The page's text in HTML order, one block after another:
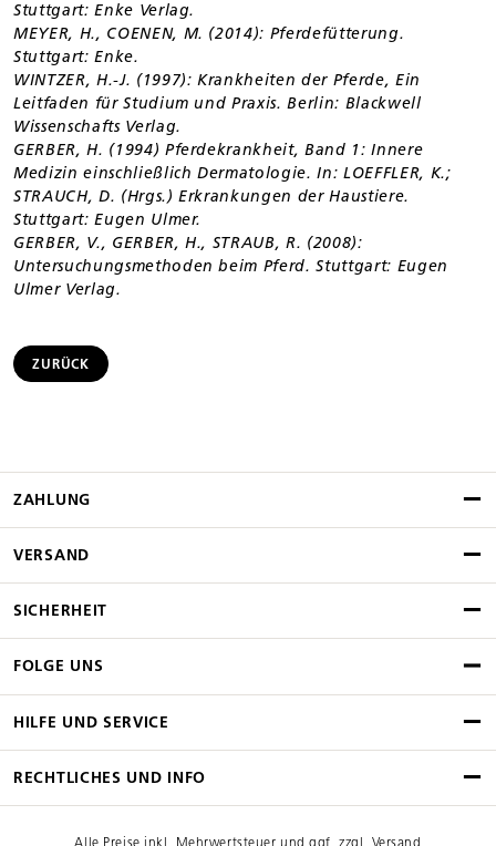
Stuttgart: Enke Verlag.
MEYER, H., COENEN, M. (2014): Pferdefütterung.
Stuttgart: Enke.
WINTZER, H.-J. (1997): Krankheiten der Pferde, Ein
Leitfaden für Studium und Praxis. Berlin: Blackwell
Wissenschafts Verlag.
GERBER, H. (1994) Pferdekrankheit, Band 1: Innere
Medizin einschließlich Dermatologie. In: LOEFFLER, K.;
STRAUCH, D. (Hrgs.) Erkrankungen der Haustiere.
Stuttgart: Eugen Ulmer.
GERBER, V., GERBER, H., STRAUB, R. (2008):
Untersuchungsmethoden beim Pferd. Stuttgart: Eugen
Ulmer Verlag.
ZURÜCK
ZAHLUNG
VERSAND
SICHERHEIT
FOLGE UNS
HILFE UND SERVICE
RECHTLICHES UND INFO
Alle Preise inkl. Mehrwertsteuer und ggf. zzgl. Versand